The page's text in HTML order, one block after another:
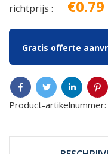
richtprijs : €0.79
Gratis offerte
Product-artikelnummer: